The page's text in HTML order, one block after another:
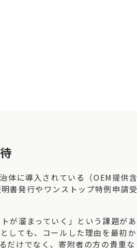
体に導入されている（OEM提供含
書発行やワンストップ特例申請受
が溜まっていく」という課題があ
しても、コールした理由を最初か
だけでなく、寄附者の方の貴重な